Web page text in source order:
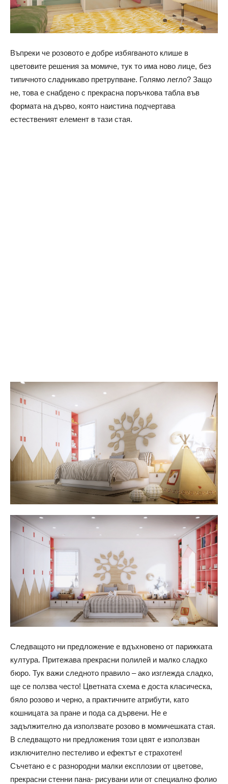
Въпреки че розовото е добре избягваното клише в
цветовите решения за момиче, тук то има ново лице, без
типичното сладникаво претрупване. Голямо легло? Защо
не, това е снабдено с прекрасна поръчкова табла във
формата на дърво, която наистина подчертава
естественият елемент в тази стая.
Следващото ни предложение е вдъхновено от парижката
култура. Притежава прекрасни полилей и малко сладко
бюро. Тук важи следното правило – ако изглежда сладко,
ще се ползва често! Цветната схема е доста класическа,
бяло розово и черно, а практичните атрибути, като
кошницата за пране и пода са дървени. Не е
задължително да използвате розово в момичешката стая.
В следващото ни предложения този цвят е използван
изключително пестеливо и ефектът е страхотен!
Съчетано е с разнородни малки експлозии от цветове,
прекрасни стенни пана- рисувани или от специално фолио